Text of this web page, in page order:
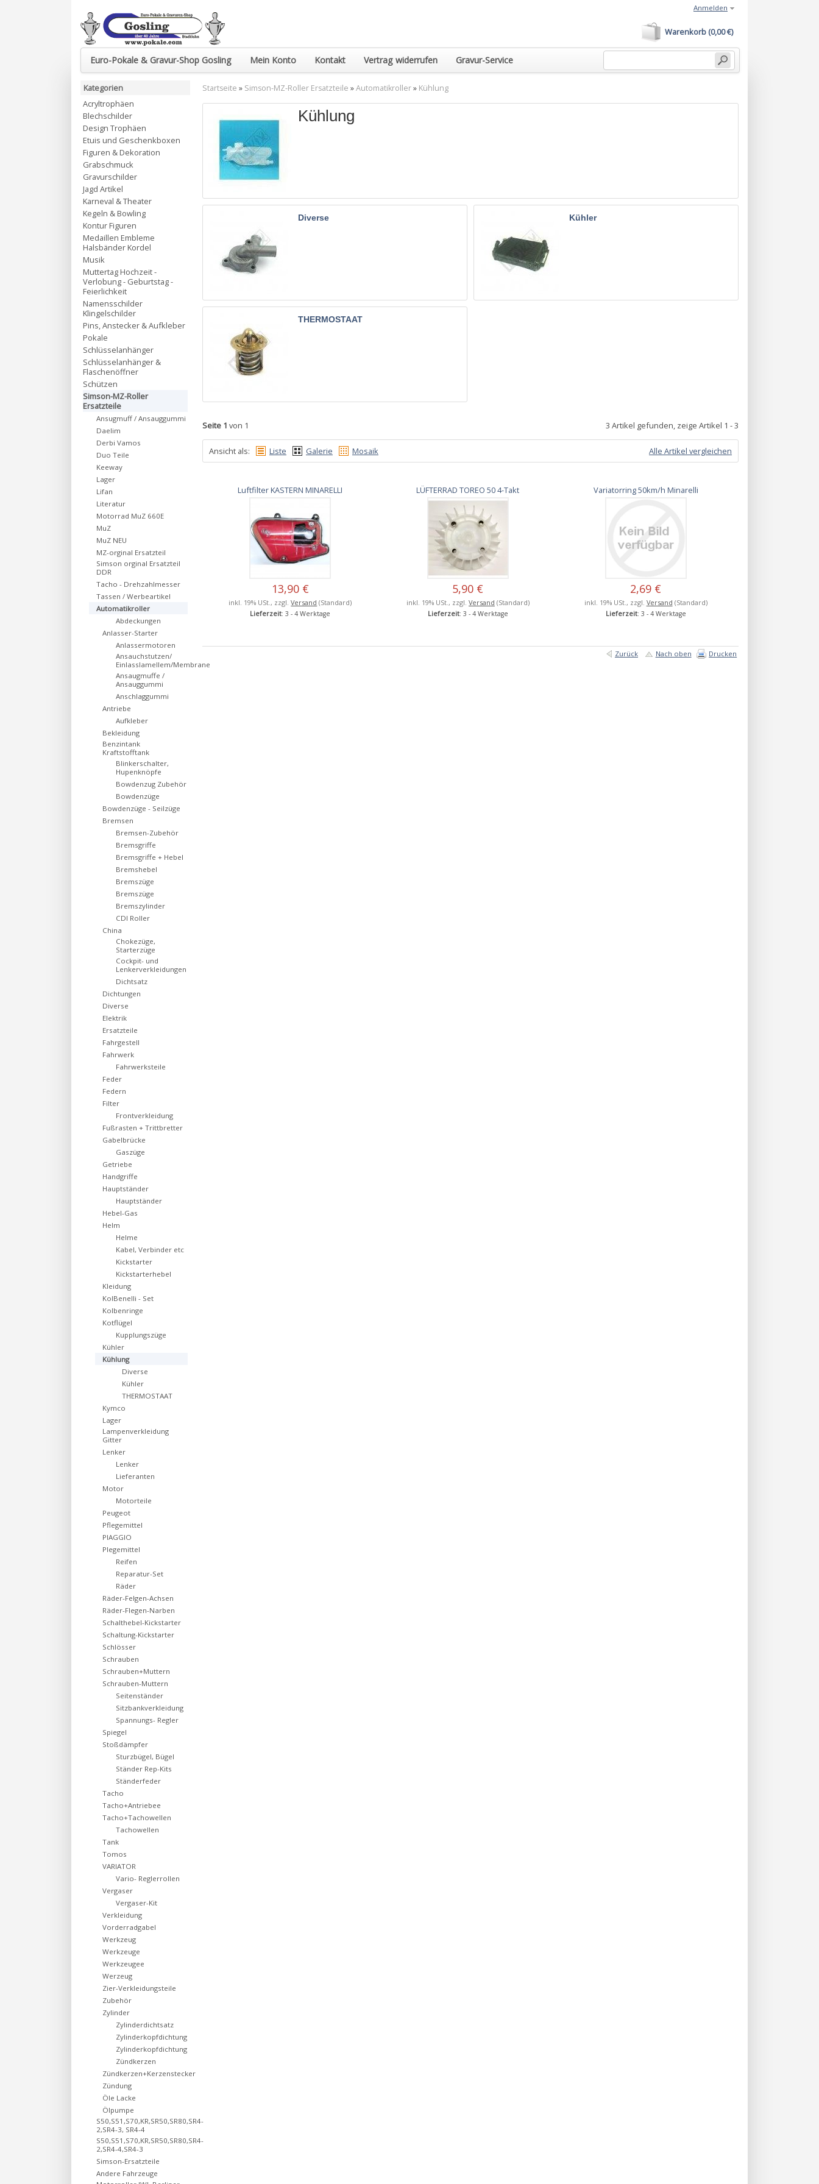
Euro-Pokale & Gravur-Shop Gosling Mein Konto Kontakt Vertrag widerrufen Gravur-Service
Warenkorb (0,00 €)
Anmelden
Startseite » Simson-MZ-Roller Ersatzteile »Automatikroller» Kühlung
Kühlung
Diverse Kühler
THERMOSTAAT
Seite 1 von 1 3 Artikel gefunden, zeige Artikel 1 - 3
Ansicht als: Liste Galerie Mosaik Alle Artikel vergleichen
Luftfilter KASTERN MINARELLI
13,90 €
inkl. 19% USt., zzgl.Versand (Standard)
Lieferzeit: 3 - 4 Werktage
LÜFTERRAD TOREO 50 4-Takt
5,90 €
inkl. 19% USt., zzgl. Versand (Standard)
Lieferzeit: 3 - 4 Werktage
Variatorring 50km/h Minarelli
2,69 €
inkl. 19% USt., zzgl. Versand (Standard)
Lieferzeit: 3 - 4 Werktage
Zurück Nach oben Drucken
Kategorien
Acryltrophäen
Blechschilder
Design Trophäen
Etuis und Geschenkboxen
Figuren & Dekoration
Grabschmuck
Gravurschilder
Jagd Artikel
Karneval & Theater
Kegeln & Bowling
Kontur Figuren
Medaillen Embleme
Halsbänder Kordel
Musik
Muttertag Hochzeit -
Verlobung - Geburtstag -
Feierlichkeit
Namensschilder
Klingelschilder
Pins, Anstecker & Aufkleber
Pokale
Schlüsselanhänger
Schlüsselanhänger &
Flaschenöffner
Schützen
Simson-MZ-Roller
Ersatzteile
Ansugmuff / Ansauggummi
Daelim
Derbi Vamos
Duo Teile
Keeway
Lager
Lifan
Literatur
Motorrad MuZ 660E
MuZ
MuZ NEU
MZ-orginal Ersatzteil
Simson orginal Ersatzteil
DDR
Tacho - Drehzahlmesser
Tassen / Werbeartikel
Automatikroller
Abdeckungen
Anlasser-Starter
Anlassermotoren
Ansauchstutzen/
Einlasslamellem/Membrane
Ansaugmuffe /
Ansauggummi
Anschlaggummi
Antriebe
Aufkleber
Bekleidung
Benzintank
Kraftstofftank
Blinkerschalter,
Hupenknöpfe
Bowdenzug Zubehör
Bowdenzüge
Bowdenzüge - Seilzüge
Bremsen
Bremsen-Zubehör
Bremsgriffe
Bremsgriffe + Hebel
Bremshebel
Bremszüge
Bremszüge
Bremszylinder
CDI Roller
China
Chokezüge,
Starterzüge
Cockpit- und
Lenkerverkleidungen
Dichtsatz
Dichtungen
Diverse
Elektrik
Ersatzteile
Fahrgestell
Fahrwerk
Fahrwerksteile
Feder
Federn
Filter
Frontverkleidung
Fußrasten + Trittbretter
Gabelbrücke
Gaszüge
Getriebe
Handgriffe
Hauptständer
Hauptständer
Hebel-Gas
Helm
Helme
Kabel, Verbinder etc
Kickstarter
Kickstarterhebel
Kleidung
KolBenelli - Set
Kolbenringe
Kotflügel
Kupplungszüge
Kühler
Kühlung
Diverse
Kühler
THERMOSTAAT
Kymco
Lager
Lampenverkleidung
Gitter
Lenker
Lenker
Lieferanten
Motor
Motorteile
Peugeot
Pflegemittel
PIAGGIO
Plegemittel
Reifen
Reparatur-Set
Räder
Räder-Felgen-Achsen
Räder-Flegen-Narben
Schalthebel-Kickstarter
Schaltung-Kickstarter
Schlösser
Schrauben
Schrauben+Muttern
Schrauben-Muttern
Seitenständer
Sitzbankverkleidung
Spannungs- Regler
Spiegel
Stoßdämpfer
Sturzbügel, Bügel
Ständer Rep-Kits
Ständerfeder
Tacho
Tacho+Antriebee
Tacho+Tachowellen
Tachowellen
Tank
Tomos
VARIATOR
Vario- Reglerrollen
Vergaser
Vergaser-Kit
Verkleidung
Vorderradgabel
Werkzeug
Werkzeuge
Werkzeugee
Werzeug
Zier-Verkleidungsteile
Zubehör
Zylinder
Zylinderdichtsatz
Zylinderkopfdichtung
Zylinderkopfdichtung
Zündkerzen
Zündkerzen+Kerzenstecker
Zündung
Öle Lacke
Ölpumpe
S50,S51,S70,KR,SR50,SR80,SR4-
2,SR4-3, SR4-4
S50,S51,S70,KR,SR50,SR80,SR4-
2,SR4-4,SR4-3
Simson-Ersatzteile
Andere Fahrzeuge